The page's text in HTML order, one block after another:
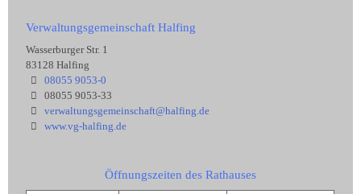
Verwaltungsgemeinschaft Halfing
Wasserburger Str. 1
83128 Halfing
08055 9053-0
08055 9053-33
verwaltungsgemeinschaft@halfing.de
www.vg-halfing.de
Öffnungszeiten des Rathauses